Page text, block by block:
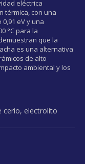
eléctrica
térmica, con una
eV y una
°C para la
que la
es una alternativa
de alto
ambiental y los
cerio, electrolito